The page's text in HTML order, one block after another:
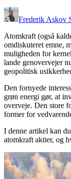
Frederik Askov
Atomkraft (også
omdiskuteret emne,
muligheden for
lande genovervejer
geopolitisk
Den fornyede
grøn energi gør, at
overveje. Den store
former for
I denne artikel kan
atomkraft aktier, og